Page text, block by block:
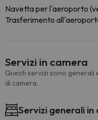
Navetta per l'aeroporto
Trasferimento
Servizi in camera
Questi servizi sono
di camera.
Servizi generali in